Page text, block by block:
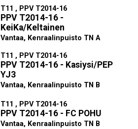
T11 , PPV T2014-16
PPV T2014-16 -
KeiKa/Keltainen
Vantaa, Kenraalinpuisto TN A
T11 , PPV T2014-16
PPV T2014-16 - Kasiysi/PEP
YJ3
Vantaa, Kenraalinpuisto TN B
T11 , PPV T2014-16
PPV T2014-16 - FC POHU
Vantaa, Kenraalinpuisto TN B